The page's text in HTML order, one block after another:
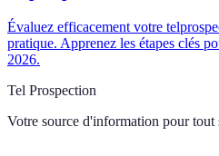
Évaluez efficacement votre
pratique. Apprenez les étapes clés
2026.
Tel Prospection
Votre source d'information pour tout